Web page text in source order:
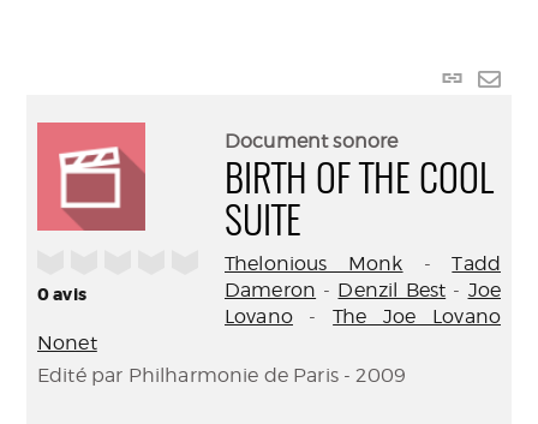
Lien
0avis
Document sonore
BIRTH OF THE COOL
SUITE
Thelonious Monk -Tadd
Dameron - Denzil Best - Joe
Lovano-The Joe Lovano
Nonet
Edité par Philharmonie de Paris - 2009